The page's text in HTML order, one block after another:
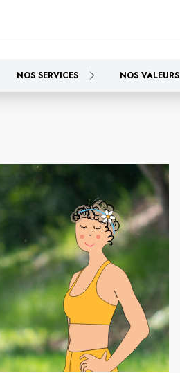
NOS SERVICES NOS VALEURS